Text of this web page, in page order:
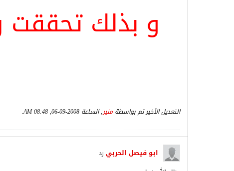
و بذلك تحققت
التعديل الأخير تم بواسطة منير; الساعة 2008-09-06, 08:48 AM
.
ابو فيصل الحربي رد